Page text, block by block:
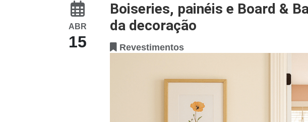
ABR
15
Boiseries, painéis e Board &
da decoração
Revestimentos